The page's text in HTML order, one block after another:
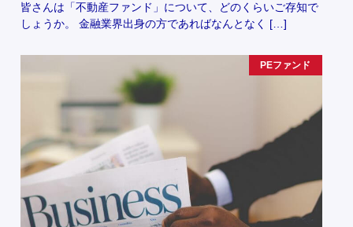
皆さんは「不動産ファンド」について、どのくらいご存知で
しょうか。 金融業界出身の方であればなんとなく […]
PEファンド